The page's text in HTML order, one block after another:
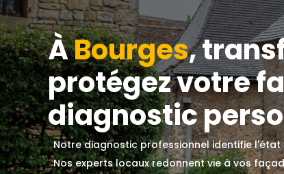
ÀBourges,
protégez votre
diagnostic
Notre diagnostic professionnel identifie l'état
Nos experts locaux redonnent vie à vos